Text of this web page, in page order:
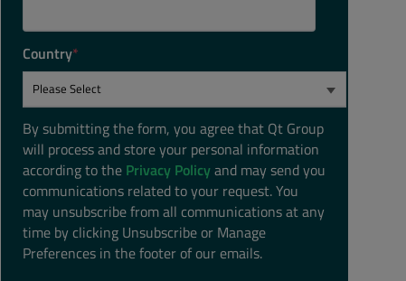
Country*
By submitting the form, you agree that Qt Group
will process and store your personal information
according to the Privacy Policyand may send you
communications related to your request. You
may unsubscribe from all communications at any
time by clicking Unsubscribe or Manage
Preferences in the footer of our emails.